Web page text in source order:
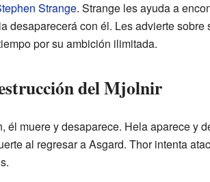
Strange. Strange les ayuda a
desaparecerá con él. Les advierte
por su ambición ilimitada.
del Mjolnir
él muere y desaparece. Hela aparece y
al regresar a Asgard. Thor intenta